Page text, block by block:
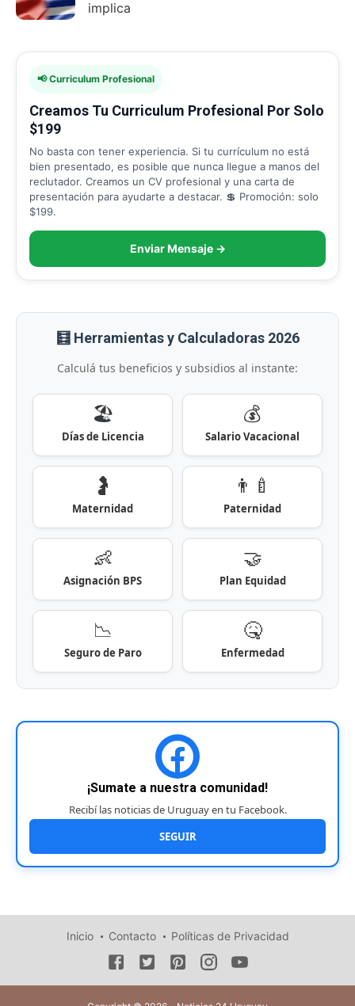
implica
📢 Curriculum Profesional
Creamos Tu Curriculum Profesional Por Solo
$199
No basta con tener experiencia. Si tu currículum no está
bien presentado, es posible que nunca llegue a manos del
reclutador. Creamos un CV profesional y una carta de
presentación para ayudarte a destacar. 💲 Promoción: solo
$199.
Enviar Mensaje →
🧮 Herramientas y Calculadoras 2026
Calculá tus beneficios y subsidios al instante:
🏖️
Días de Licencia
💰
Salario Vacacional
🤰
Maternidad
👨‍🍼
Paternidad
👶
Asignación BPS
🤝
Plan Equidad
📉
Seguro de Paro
🤒
Enfermedad
¡Sumate a nuestra comunidad!
Recibí las noticias de Uruguay en tu Facebook.
SEGUIR
Inicio Contacto Políticas de Privacidad